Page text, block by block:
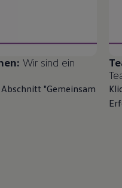
Wir sind ein
"Gemeinsam